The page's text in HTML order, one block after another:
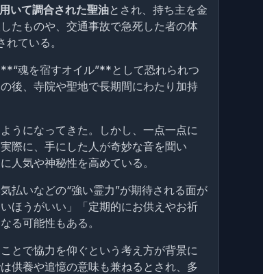
いて調合された聖油とされ、持ち主を金
たものや、交通事故で急死した者の体
ている。
魂を宿すオイル”**として恐れられつ
後、寺院や聖地で長期間にわたり加持
うになってきた。しかし、一点一点に
際に、手にした人が奇妙な音を聞い
人気や神秘性を高めている。
払いなどの“強い霊力”が期待される面が
ほうがいい」「定期的にお供えやお祈
る可能性もある。
とで協力を仰ぐという考え方が背景に
供養や追憶の意味も兼ねるとされ、多